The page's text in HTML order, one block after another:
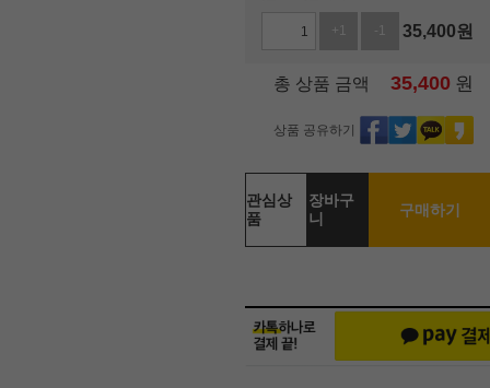
+1 -1 35,400원
총 상품 금액 35,400 원
상품 공유하기
관심상
품
장바구
니
구매하기